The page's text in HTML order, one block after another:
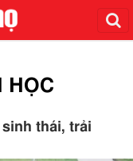
HỌC
thái, trải